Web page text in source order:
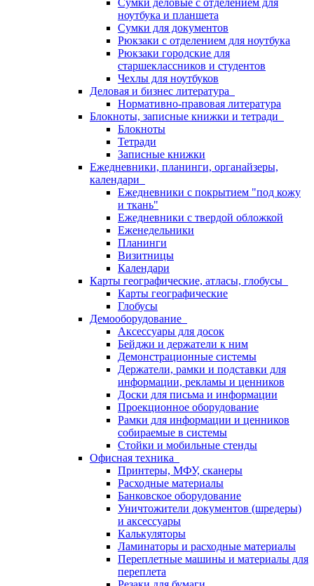
Сумки деловые с отделением для
ноутбука и планшета
Сумки для документов
Рюкзаки с отделением для ноутбука
Рюкзаки городские для
старшеклассников и студентов
Чехлы для ноутбуков
Деловая и бизнес литература
Нормативно-правовая литература
Блокноты, записные книжки и тетради
Блокноты
Тетради
Записные книжки
Ежедневники, планинги, органайзеры,
календари
Ежедневники с покрытием "под кожу
и ткань"
Ежедневники с твердой обложкой
Еженедельники
Планинги
Визитницы
Календари
Карты географические, атласы, глобусы
Карты географические
Глобусы
Демооборудование
Аксессуары для досок
Бейджи и держатели к ним
Демонстрационные системы
Держатели, рамки и подставки для
информации, рекламы и ценников
Доски для письма и информации
Проекционное оборудование
Рамки для информации и ценников
собираемые в системы
Стойки и мобильные стенды
Офисная техника
Принтеры, МФУ, сканеры
Расходные материалы
Банковское оборудование
Уничтожители документов (шредеры)
и аксессуары
Калькуляторы
Ламинаторы и расходные материалы
Переплетные машины и материалы для
переплета